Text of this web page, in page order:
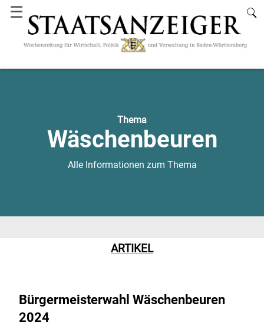
☰
Thema
Wäschenbeuren
Alle Informationen zum Thema
ARTIKEL
Bürgermeisterwahl Wäschenbeuren
2024